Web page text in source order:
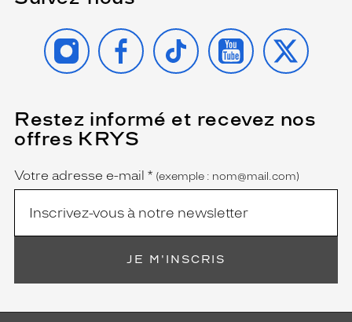
INSTAGRAMFACEBOOK
TIKTOK YOUTUBE
X
Restez informé et recevez nos
offres KRYS
Name
Votre adresse e-mail *
(Ce
champ
est
obligatoire)
(exemple : nom@mail.com)
JE M'INSCRIS